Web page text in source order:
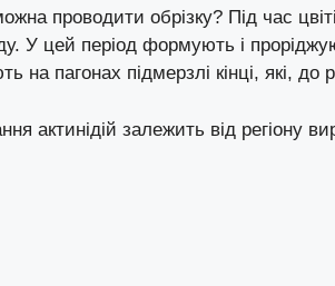
проводити обрізку? Під час
У цей період формують і
на пагонах підмерзлі кінці, які, до
актинідій залежить від регіону